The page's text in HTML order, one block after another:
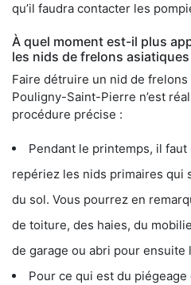
qu’il faudra contacter les
À quel moment est-il plus
les nids de frelons
Faire détruire un nid de
Pouligny-Saint-Pierre n’est
procédure précise :
Pendant le printemps, il
repériez les nids primaires qui
du sol. Vous pourrez en
de toiture, des haies, du
de garage ou abri pour ensuite
Pour ce qui est du